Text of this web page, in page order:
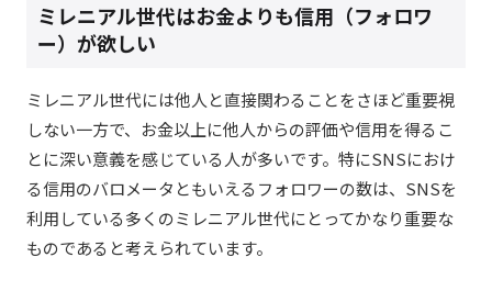
ミレニアル世代はお金よりも信用（フォロワ
ー）が欲しい
ミレニアル世代には他人と直接関わることをさほど重要視
しない一方で、お金以上に他人からの評価や信用を得るこ
とに深い意義を感じている人が多いです。特にSNSにおけ
る信用のバロメータともいえるフォロワーの数は、SNSを
利用している多くのミレニアル世代にとってかなり重要な
ものであると考えられています。